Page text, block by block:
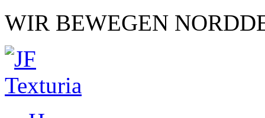
WIR BEWEGEN